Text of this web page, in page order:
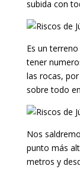
subida con
Es un
tener
las rocas,
sobre todo
Nos
punto más
metros y